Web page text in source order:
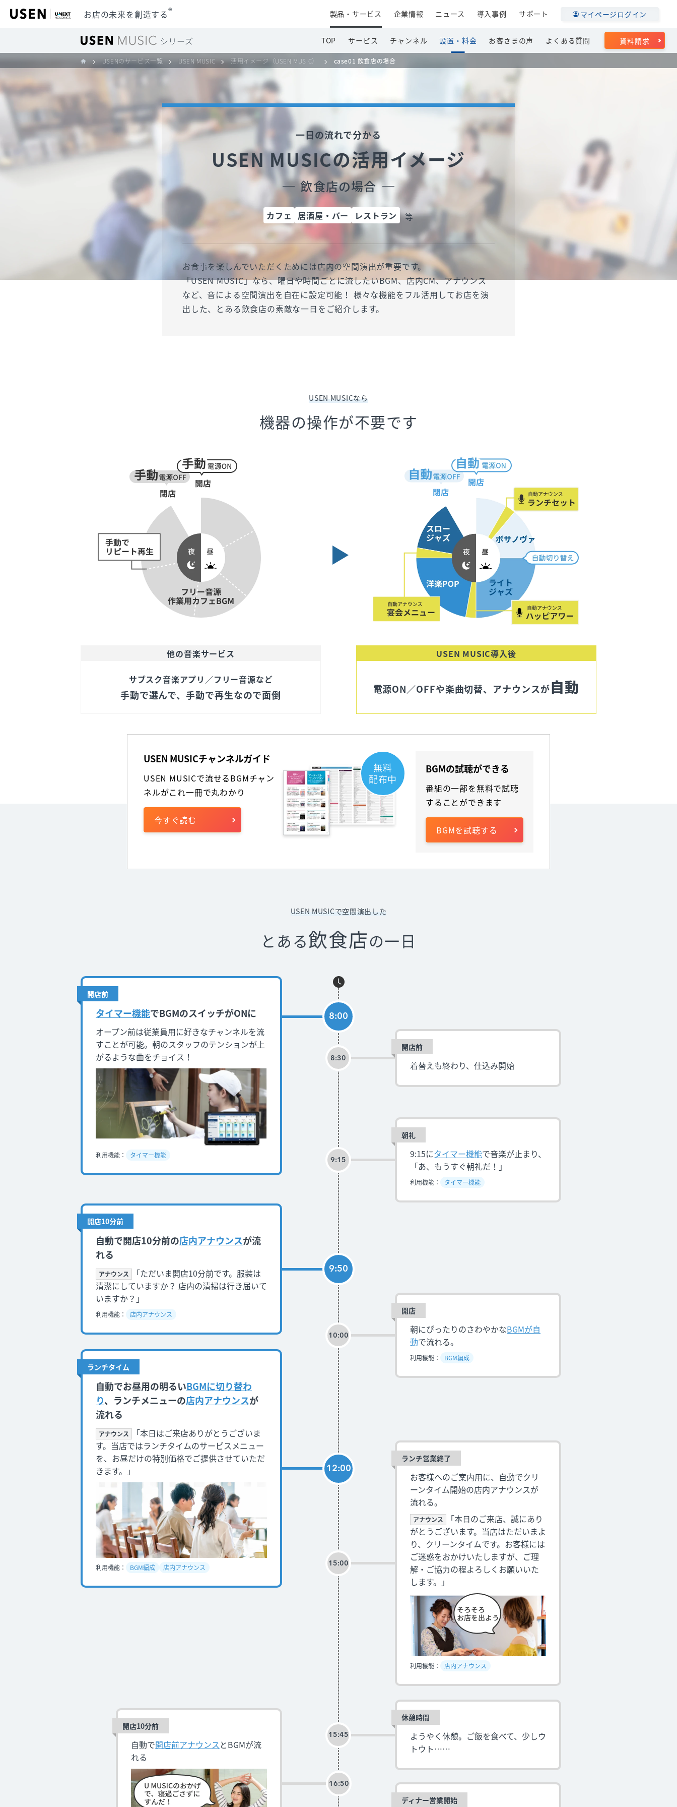
TOP サービス チャンネル 設置・料金 お客さまの声 よくある質問 資料請求
製品・サービス 企業情報 ニュース 導入事例 サポート マイページログイン
お店の未来を創造する®
USENのサービス一覧 USEN MUSIC 活用イメージ（USEN MUSIC） case01 飲食店の場合
一日の流れで分かる
USEN MUSICの活用イメージ
飲食店の場合
カフェ 居酒屋・バー レストラン 等
お食事を楽しんでいただくためには店内の空間演出が重要です。
「USEN MUSIC」なら、曜日や時間ごとに流したいBGM、店内CM、アナウンス
など、音による空間演出を自在に設定可能！ 様々な機能をフル活用してお店を演
出した、とある飲食店の素敵な一日をご紹介します。
USEN MUSICなら
機器の操作が不要です
他の音楽サービス
サブスク音楽アプリ／フリー音源など
手動で選んで、手動で再生なので面倒
USEN MUSIC導入後
電源ON／OFFや楽曲切替、アナウンスが自動
無料
配布中
USEN MUSICチャンネルガイド
USEN MUSICで流せるBGMチャン
ネルがこれ一冊で丸わかり
今すぐ読む
BGMの試聴ができる
番組の一部を無料で試聴
することができます
BGMを試聴する
USEN MUSICで空間演出した
とある飲食店の一日
8:00
開店前
タイマー機能でBGMのスイッチがONに
オープン前は従業員用に好きなチャンネルを流
すことが可能。朝のスタッフのテンションが上
がるような曲をチョイス！
利用機能： タイマー機能
8:30
開店前
着替えも終わり、仕込み開始
9:15
朝礼
9:15にタイマー機能で音楽が止まり、
「あ、もうすぐ朝礼だ！」
利用機能： タイマー機能
9:50
開店10分前
自動で開店10分前の店内アナウンスが流
れる
アナウンス
「ただいま開店10分前です。服装は
清潔にしていますか？ 店内の清掃は行き届いて
いますか？」
利用機能： 店内アナウンス
10:00
開店
朝にぴったりのさわやかなBGMが自
動で流れる。
利用機能： BGM編成
12:00
ランチタイム
自動でお昼用の明るいBGMに切り替わ
り、ランチメニューの店内アナウンスが
流れる
アナウンス
「本日はご来店ありがとうございま
す。当店ではランチタイムのサービスメニュー
を、お昼だけの特別価格でご提供させていただ
きます。」
利用機能： BGM編成 店内アナウンス 15:00
ランチ営業終了
お客様へのご案内用に、自動でクリ
ーンタイム開始の店内アナウンスが
流れる。
アナウンス
「本日のご来店、誠にあり
がとうございます。当店はただいまよ
り、クリーンタイムです。お客様には
ご迷惑をおかけいたしますが、ご理
解・ご協⼒の程よろしくお願いいた
します。」
利用機能： 店内アナウンス
15:45
休憩時間
ようやく休憩。ご飯を食べて、少しウ
トウト……
16:50
開店10分前
自動で開店前アナウンスとBGMが流
れる
ディナー営業開始